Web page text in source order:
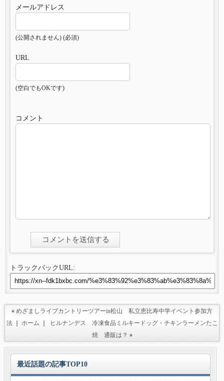
メールアドレス
(公開されません) (必須)
URL
(空白でもOKです)
コメント
トラックバックURL:
« めざましライブカントリーツアーin松山 私立恵比寿中学イベント参加方
法｜ ホーム ｜
ヒルナンデス 冷凍食品ミルキードッグ・チキンラーメンたこ
焼 通販は？ »
最近話題の記事TOP10